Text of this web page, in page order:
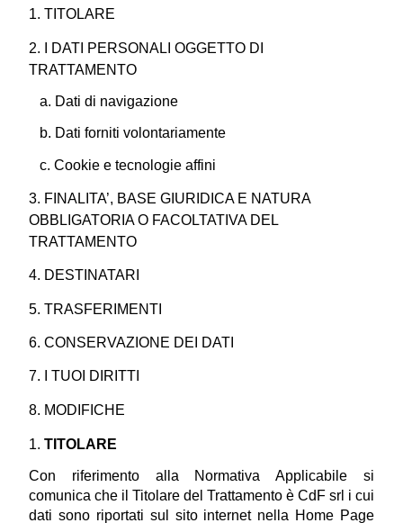
1. TITOLARE
2. I DATI PERSONALI OGGETTO DI
TRATTAMENTO
a. Dati di navigazione
b. Dati forniti volontariamente
c. Cookie e tecnologie affini
3. FINALITA’, BASE GIURIDICA E NATURA
OBBLIGATORIA O FACOLTATIVA DEL
TRATTAMENTO
4. DESTINATARI
5. TRASFERIMENTI
6. CONSERVAZIONE DEI DATI
7. I TUOI DIRITTI
8. MODIFICHE
1. TITOLARE
Con riferimento alla Normativa Applicabile si
comunica che il Titolare del Trattamento è CdF srl i cui
dati sono riportati sul sito internet nella Home Page